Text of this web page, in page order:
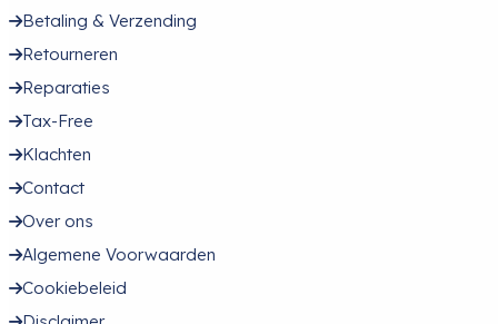
Betaling & Verzending
Retourneren
Reparaties
Tax-Free
Klachten
Contact
Over ons
Algemene Voorwaarden
Cookiebeleid